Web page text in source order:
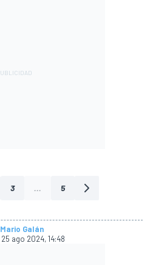
3 ... 5
Mario Galán
25 ago 2024, 14:48